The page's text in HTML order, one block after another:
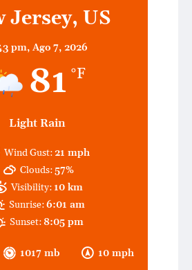
Jersey, US
pm, Ago 7, 2026
81 °F
Light Rain
1017 mb 10 mph
Wind Gust:21 mph
Clouds:57%
Visibility: 10 km
Sunrise:6:01 am
Sunset:8:05 pm